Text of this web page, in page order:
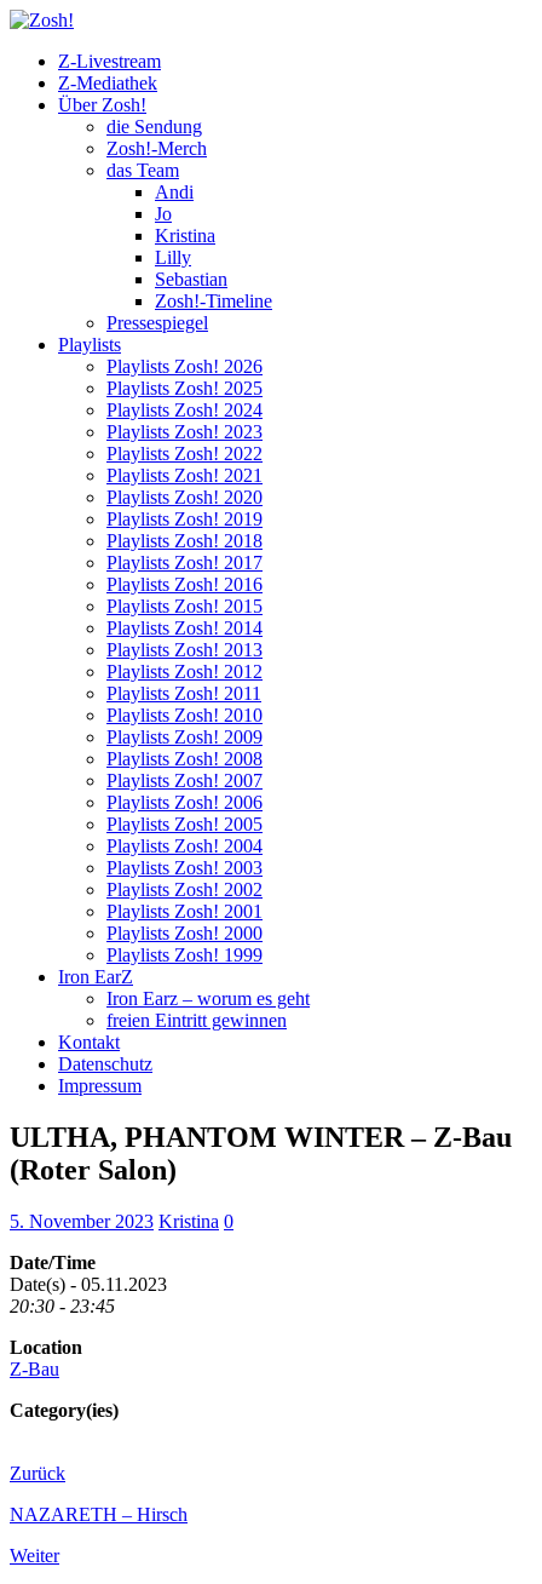
Z-Livestream
Z-Mediathek
Über Zosh!
die Sendung
Zosh!-Merch
das Team
Andi
Jo
Kristina
Lilly
Sebastian
Zosh!-Timeline
Pressespiegel
Playlists
Playlists Zosh! 2026
Playlists Zosh! 2025
Playlists Zosh! 2024
Playlists Zosh! 2023
Playlists Zosh! 2022
Playlists Zosh! 2021
Playlists Zosh! 2020
Playlists Zosh! 2019
Playlists Zosh! 2018
Playlists Zosh! 2017
Playlists Zosh! 2016
Playlists Zosh! 2015
Playlists Zosh! 2014
Playlists Zosh! 2013
Playlists Zosh! 2012
Playlists Zosh! 2011
Playlists Zosh! 2010
Playlists Zosh! 2009
Playlists Zosh! 2008
Playlists Zosh! 2007
Playlists Zosh! 2006
Playlists Zosh! 2005
Playlists Zosh! 2004
Playlists Zosh! 2003
Playlists Zosh! 2002
Playlists Zosh! 2001
Playlists Zosh! 2000
Playlists Zosh! 1999
Iron EarZ
Iron Earz – worum es geht
freien Eintritt gewinnen
Kontakt
Datenschutz
Impressum
ULTHA, PHANTOM WINTER – Z-Bau
(Roter Salon)
5. November 2023 Kristina 0
Date/Time
Date(s) - 05.11.2023
20:30 - 23:45
Location
Z-Bau
Category(ies)
Zurück
NAZARETH – Hirsch
Weiter